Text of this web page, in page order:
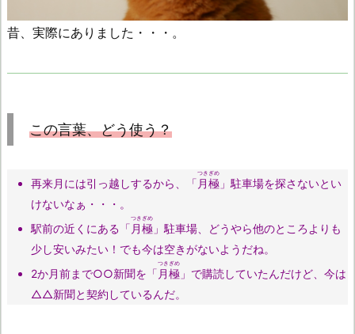
昔、実際にありました・・・。
この言葉、どう使う？
再来月には引っ越しするから、「 月極
つきぎめ
」駐車場を探さないとい
けないなぁ・・・。
駅前の近くにある「 月極
つきぎめ
」駐車場、どうやら他のところよりも
少し安いみたい！でも今は空きがないようだね。
2か月前まで○○新聞を「 月極
つきぎめ
」で購読していたんだけど、今は
△△新聞と契約しているんだ。